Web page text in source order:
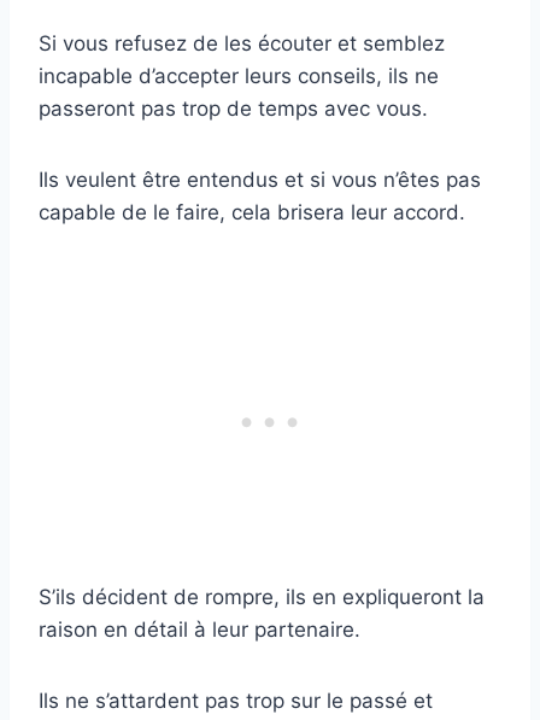
Si vous refusez de les écouter et semblez
incapable d’accepter leurs conseils, ils ne
passeront pas trop de temps avec vous.
Ils veulent être entendus et si vous n’êtes pas
capable de le faire, cela brisera leur accord.
S’ils décident de rompre, ils en expliqueront la
raison en détail à leur partenaire.
Ils ne s’attardent pas trop sur le passé et